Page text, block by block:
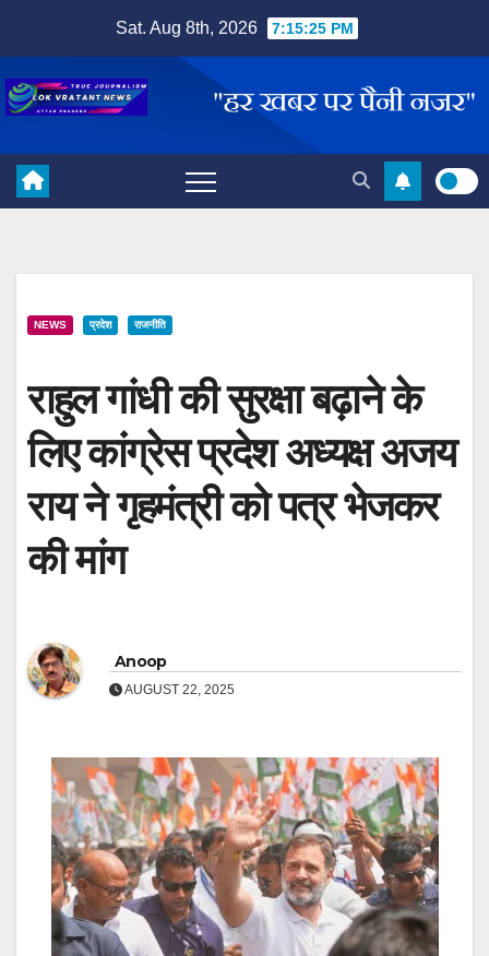
content
Sat. Aug 8th, 2026 7:15:26 PM
NEWS प्रदेश राजनीति
राहुल गांधी की सुरक्षा बढ़ाने के
लिए कांग्रेस प्रदेश अध्यक्ष अजय
राय ने गृहमंत्री को पत्र भेजकर
की मांग
Anoop
AUGUST 22, 2025